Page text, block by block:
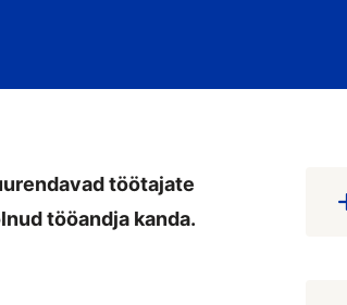
töötajate
tööandja kanda.